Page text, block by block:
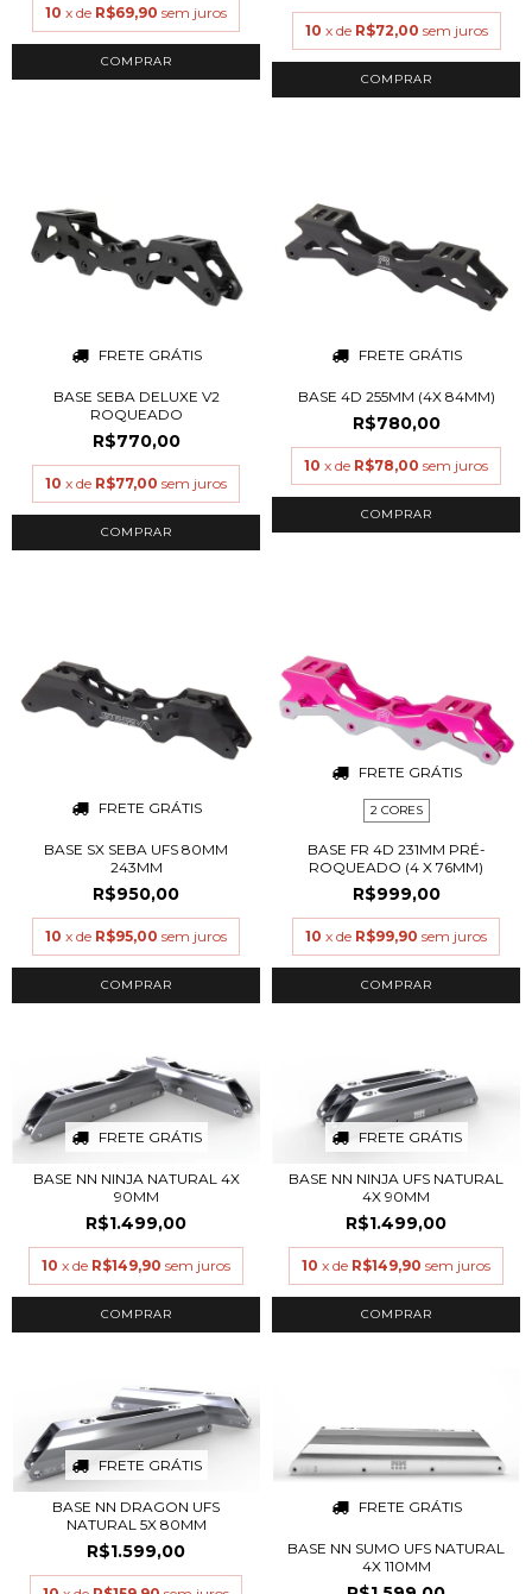
10 x de R$69,90 sem juros
10 x de R$72,00 sem juros
COMPRAR
FRETE GRÁTIS
BASE SEBA DELUXE V2
ROQUEADO
R$770,00
10 x de R$77,00 sem juros
COMPRAR
FRETE GRÁTIS
BASE 4D 255MM (4X 84MM)
R$780,00
10 x de R$78,00 sem juros
COMPRAR
FRETE GRÁTIS
BASE SX SEBA UFS 80MM
243MM
R$950,00
10 x de R$95,00 sem juros
COMPRAR
FRETE GRÁTIS
2 CORES
BASE FR 4D 231MM PRÉ-
ROQUEADO (4 X 76MM)
R$999,00
10 x de R$99,90 sem juros
COMPRAR
FRETE GRÁTIS
BASE NN NINJA NATURAL 4X
90MM
R$1.499,00
10 x de R$149,90 sem juros
COMPRAR
FRETE GRÁTIS
BASE NN NINJA UFS NATURAL
4X 90MM
R$1.499,00
10 x de R$149,90 sem juros
COMPRAR
FRETE GRÁTIS
BASE NN DRAGON UFS
NATURAL 5X 80MM
R$1.599,00
FRETE GRÁTIS
BASE NN SUMO UFS NATURAL
4X 110MM